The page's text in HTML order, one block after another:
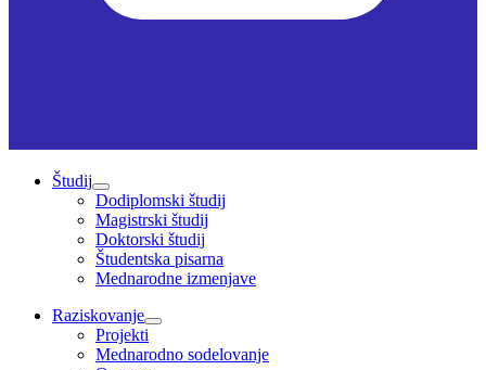
Študij
Dodiplomski študij
Magistrski študij
Doktorski študij
Študentska pisarna
Mednarodne izmenjave
Raziskovanje
Projekti
Mednarodno sodelovanje